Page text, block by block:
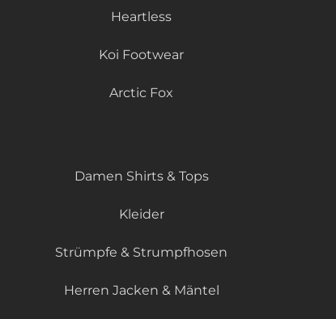
Heartless
Koi Footwear
Arctic Fox
Damen Shirts & Tops
Kleider
Strümpfe & Strumpfhosen
Herren Jacken & Mäntel